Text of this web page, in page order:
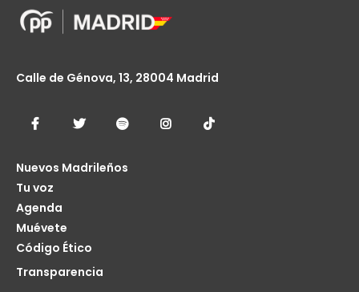
Calle de Génova, 13, 28004 Madrid
Nuevos Madrileños
Tu voz
Agenda
Muévete
Código Ético
Transparencia